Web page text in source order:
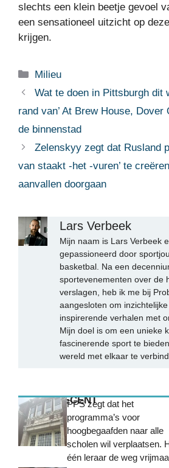
slechts een klein beetje gevoel
een sensationeel uitzicht op
krijgen.
Categorieën
Milieu
Wat te doen in Pittsburgh dit
rand van’ At Brew House,
de binnenstad
Zelenskyy zegt dat Rusland
van staakt -het -vuren’ te
aanvallen doorgaan
Lars Verbeek
Mijn naam is Lars Verbeek
gepassioneerd door
basketbal. Na een
sportevenementen over de
verslagen, heb ik me bij
aangesloten om
inspirerende verhalen met
Mijn doel is om een unieke
fascinerende sport te
wereld met elkaar te
MEEST RECENTPPS zegt dat het
programma’s voor
hoogbegaafden naar alle
scholen wil verplaatsen.
één leraar de weg